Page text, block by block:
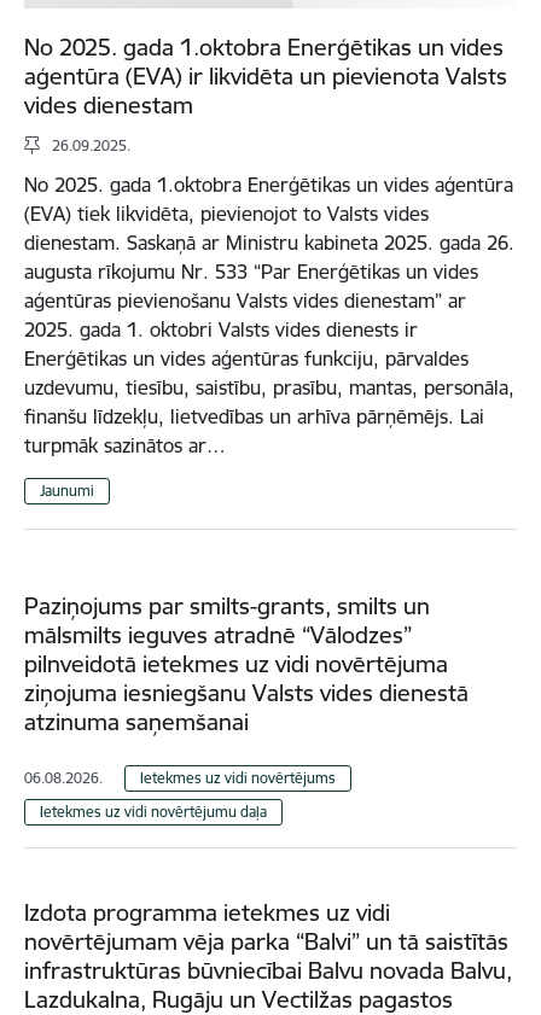
No 2025. gada 1.oktobra Enerģētikas un vides
aģentūra (EVA) ir likvidēta un pievienota Valsts
vides dienestam
26.09.2025.
No 2025. gada 1.oktobra Enerģētikas un vides aģentūra
(EVA) tiek likvidēta, pievienojot to Valsts vides
dienestam. Saskaņā ar Ministru kabineta 2025. gada 26.
augusta rīkojumu Nr. 533 “Par Enerģētikas un vides
aģentūras pievienošanu Valsts vides dienestam” ar
2025. gada 1. oktobri Valsts vides dienests ir
Enerģētikas un vides aģentūras funkciju, pārvaldes
uzdevumu, tiesību, saistību, prasību, mantas, personāla,
finanšu līdzekļu, lietvedības un arhīva pārņēmējs. Lai
turpmāk sazinātos ar…
Jaunumi
Paziņojums par smilts-grants, smilts un
mālsmilts ieguves atradnē “Vālodzes”
pilnveidotā ietekmes uz vidi novērtējuma
ziņojuma iesniegšanu Valsts vides dienestā
atzinuma saņemšanai
06.08.2026.
Ietekmes uz vidi novērtējums
Ietekmes uz vidi novērtējumu daļa
Izdota programma ietekmes uz vidi
novērtējumam vēja parka “Balvi” un tā saistītās
infrastruktūras būvniecībai Balvu novada Balvu,
Lazdukalna, Rugāju un Vectilžas pagastos